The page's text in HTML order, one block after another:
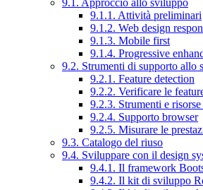
9.1. Approccio allo sviluppo
9.1.1. Attività preliminari
9.1.2. Web design
9.1.3. Mobile first
9.1.4. Progressive
9.2. Strumenti di supporto allo
9.2.1. Feature detection
9.2.2. Verificare le
9.2.3. Strumenti e
9.2.4. Supporto browser
9.2.5. Misurare le
9.3. Catalogo del riuso
9.4. Sviluppare con il design
9.4.1. Il framework
9.4.2. Il kit di sviluppo